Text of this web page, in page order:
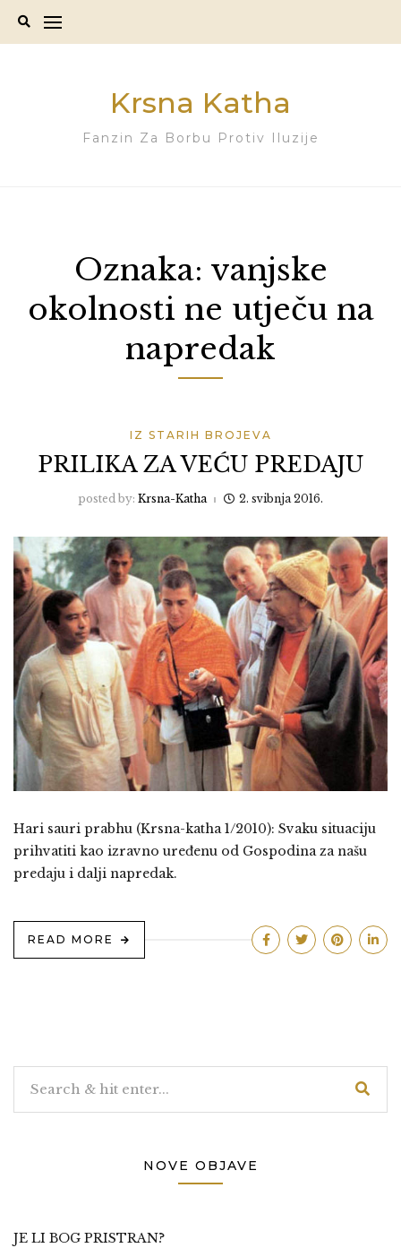
Krsna Katha
Fanzin Za Borbu Protiv Iluzije
Oznaka: vanjske
okolnosti ne utječu na
napredak
IZ STARIH BROJEVA
PRILIKA ZA VEĆU PREDAJU
posted by: Krsna-Katha 2. svibnja 2016.
Hari sauri prabhu (Krsna-katha 1/2010): Svaku situaciju
prihvatiti kao izravno uređenu od Gospodina za našu
predaju i dalji napredak.
READ MORE
NOVE OBJAVE
JE LI BOG PRISTRAN?